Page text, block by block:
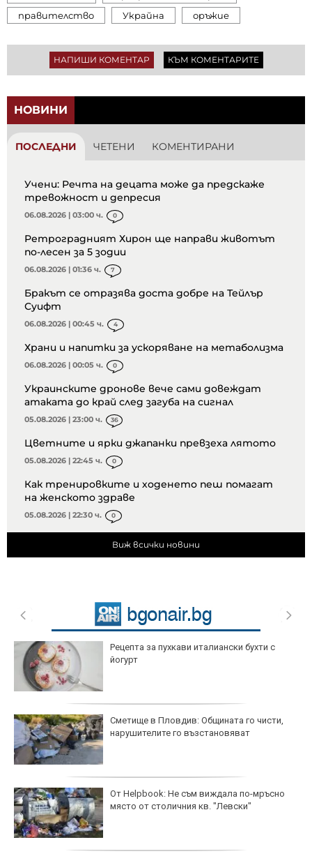
правителство
Украйна оръжие
НАПИШИ КОМЕНТАР КЪМ КОМЕНТАРИТЕ
НОВИНИ
ПОСЛЕДНИ ЧЕТЕНИ КОМЕНТИРАНИ
Учени: Речта на децата може да предскаже
тревожност и депресия
06.08.2026 | 03:00 ч. 0
Ретроградният Хирон ще направи животът
по-лесен за 5 зодии
06.08.2026 | 01:36 ч. 7
Бракът се отразява доста добре на Тейлър
Суифт
06.08.2026 | 00:45 ч. 4
Храни и напитки за ускоряване на метаболизма
06.08.2026 | 00:05 ч. 0
Украинските дронове вече сами довеждат
атаката до край след загуба на сигнал
05.08.2026 | 23:00 ч. 36
Цветните и ярки джапанки превзеха лятото
05.08.2026 | 22:45 ч. 0
Как тренировките и ходенето пеш помагат
на женското здраве
05.08.2026 | 22:30 ч. 0
Виж всички новини
Рецепта за пухкави италиански бухти с
йогурт
Сметище в Пловдив: Общината го чисти,
нарушителите го възстановяват
От Helpbook: Не съм виждала по-мръсно
място от столичния кв. "Левски"